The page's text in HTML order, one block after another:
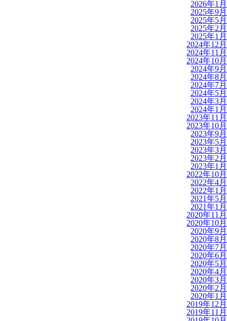
2026年1月
2025年9月
2025年5月
2025年2月
2025年1月
2024年12月
2024年11月
2024年10月
2024年9月
2024年8月
2024年7月
2024年5月
2024年3月
2024年1月
2023年11月
2023年10月
2023年9月
2023年5月
2023年3月
2023年2月
2023年1月
2022年10月
2022年4月
2022年1月
2021年5月
2021年1月
2020年11月
2020年10月
2020年9月
2020年8月
2020年7月
2020年6月
2020年5月
2020年4月
2020年3月
2020年2月
2020年1月
2019年12月
2019年11月